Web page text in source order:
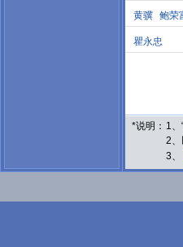
黄骥 鲍荣
瞿永忠
*说明： 1
2、
3、